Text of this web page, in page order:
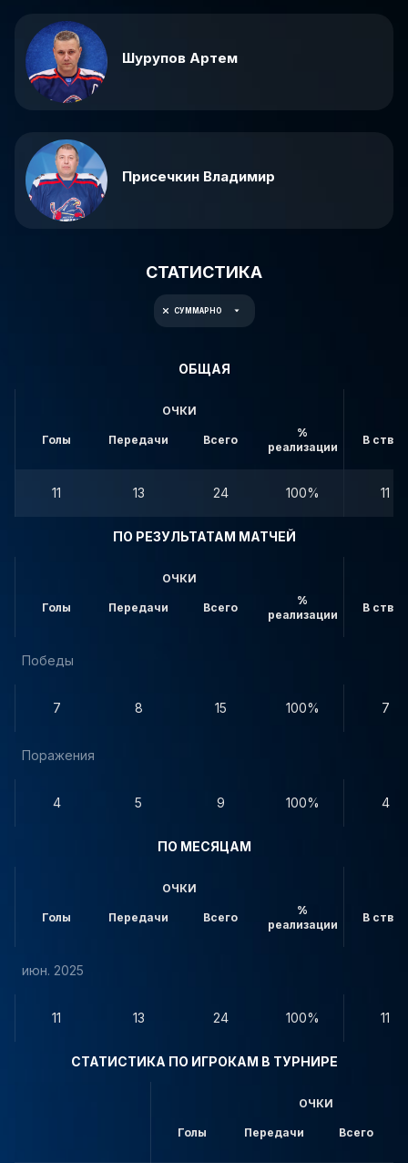
Шурупов Артем
Присечкин Владимир
СТАТИСТИКА
СУММАРНО
ОБЩАЯ
ОЧКИ
Голы Передачи Всего
%
реализации
В створ
11 13 24 100% 11
ПО РЕЗУЛЬТАТАМ МАТЧЕЙ
ОЧКИ
Голы Передачи Всего
%
реализации
В створ
Победы
7 8 15 100% 7
Поражения
4 5 9 100% 4
ПО МЕСЯЦАМ
ОЧКИ
Голы Передачи Всего
%
реализации
В створ
июн. 2025
11 13 24 100% 11
СТАТИСТИКА ПО ИГРОКАМ В ТУРНИРЕ
ОЧКИ
Голы Передачи Всего